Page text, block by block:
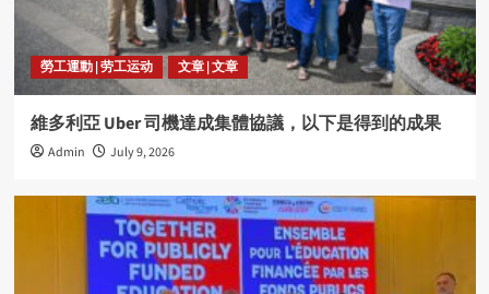
勞工運動 | 劳工运动 文章 | 文章
維多利亞 Uber 司機達成集體協議，以下是得到的成果
Admin July 9, 2026